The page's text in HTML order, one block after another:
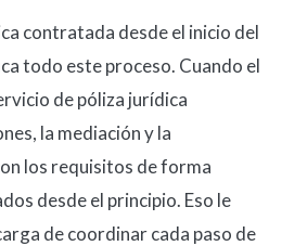
contratada desde el inicio del
todo este proceso. Cuando el
de póliza jurídica
la mediación y la
los requisitos de forma
desde el principio. Eso le
de coordinar cada paso de